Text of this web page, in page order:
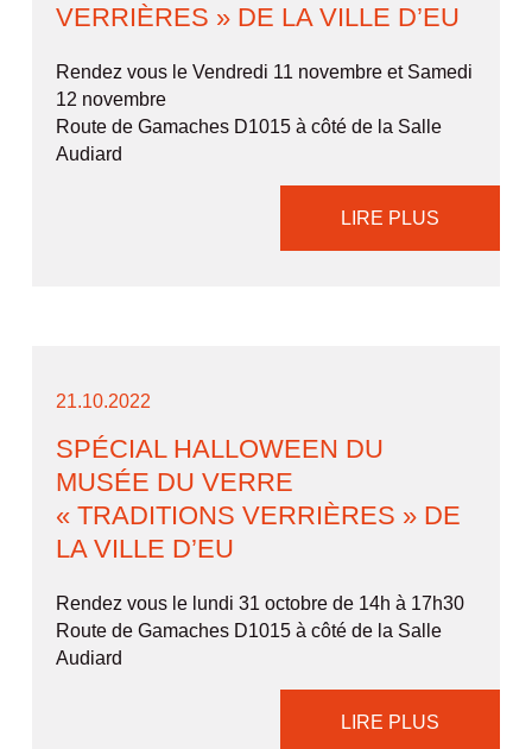
VERRIÈRES » DE LA VILLE D’EU
Rendez vous le Vendredi 11 novembre et Samedi
12 novembre
Route de Gamaches D1015 à côté de la Salle
Audiard
LIRE PLUS
21.10.2022
SPÉCIAL HALLOWEEN DU
MUSÉE DU VERRE
« TRADITIONS VERRIÈRES » DE
LA VILLE D’EU
Rendez vous le lundi 31 octobre de 14h à 17h30
Route de Gamaches D1015 à côté de la Salle
Audiard
LIRE PLUS